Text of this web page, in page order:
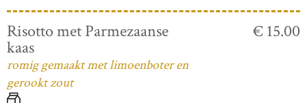
Risotto met Parmezaanse
kaas
romig gemaakt met limoenboter en
gerookt zout
€ 15.00